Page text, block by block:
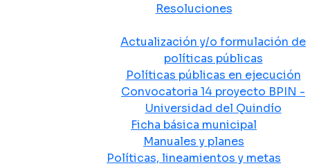
Resoluciones
Actualización y/o formulación de
políticas públicas
Políticas públicas en ejecución
Convocatoria 14 proyecto BPIN -
Universidad del Quindío
Ficha básica municipal
Manuales y planes
Políticas, lineamientos y metas